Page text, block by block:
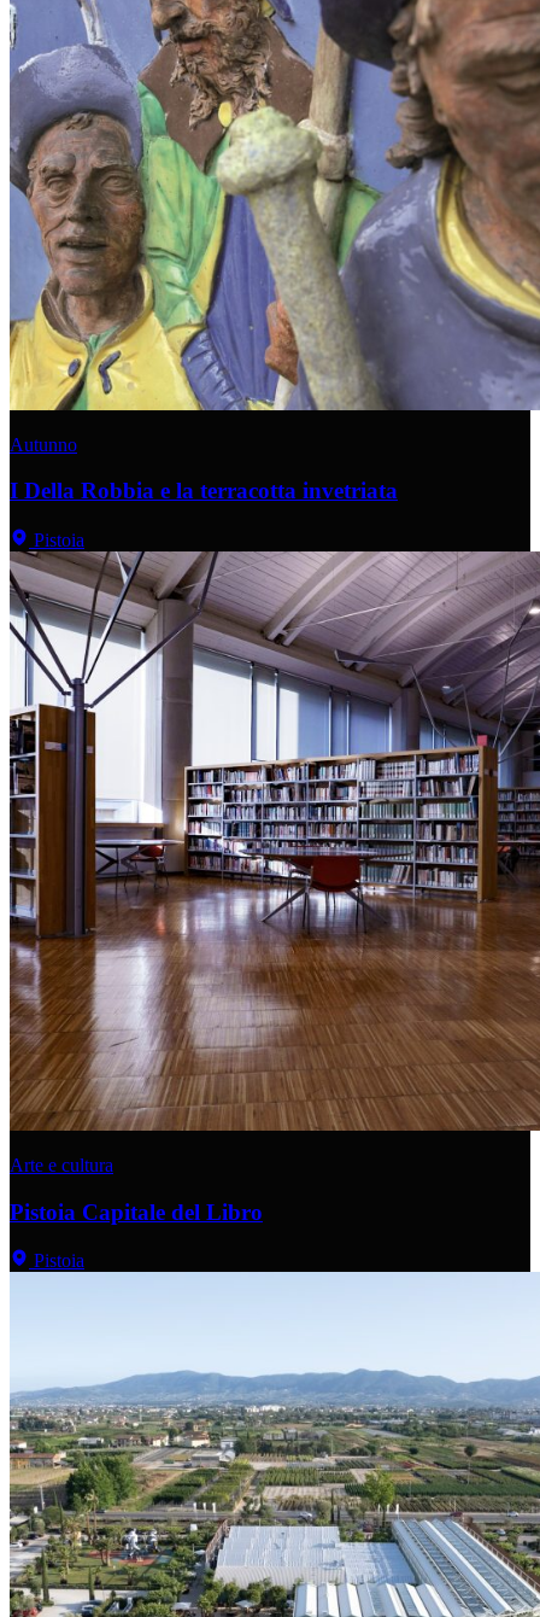
Autunno
I Della Robbia e la terracotta invetriata
Pistoia
Arte e cultura
Pistoia Capitale del Libro
Pistoia